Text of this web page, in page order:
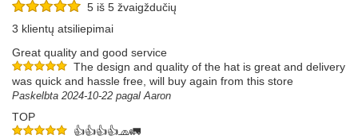
5 iš 5 žvaigždučių
3 klientų atsiliepimai
Great quality and good service
The design and quality of the hat is great and delivery
was quick and hassle free, will buy again from this store
Paskelbta 2024-10-22 pagal Aaron
TOP
👍👍👍👍🧢🚛